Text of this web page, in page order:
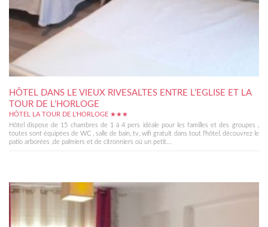
HÔTEL DANS LE VIEUX RIVESALTES ENTRE L’EGLISE ET LA
TOUR DE L’HORLOGE
HÔTEL LA TOUR DE L'HORLOGE ★★★
Hôtel dispose de 15 chambres de 1 à 4 pers idéale pour les familles et des groupes ,
toutes sont équipées de WC , salle de bain, tv, wifi gratuit dans tout l'hôtel, découvrez le
patio arborées ,de palmiers et de citronniers où un petit...